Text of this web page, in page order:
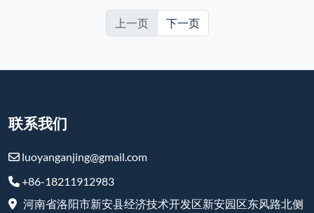
上一页 下一页
联系我们
luoyanganjing@gmail.com
+86-18211912983
河南省洛阳市新安县经济技术开发区新安园区东风路北侧